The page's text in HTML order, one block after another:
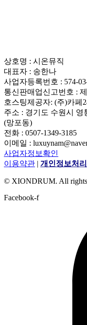
상호명 : 시온뮤직
대표자 : 송한나
사업자등록번호 : 574-
통신판매업신고번호 :
호스팅제공자: (주)카페
주소 : 경기도 수원시 영
(망포동)
전화 : 0507-1349-3185
이메일 :
사업자정보확인
이용약관 | 개인정보처
© XIONDRUM. All rights
Facebook-f